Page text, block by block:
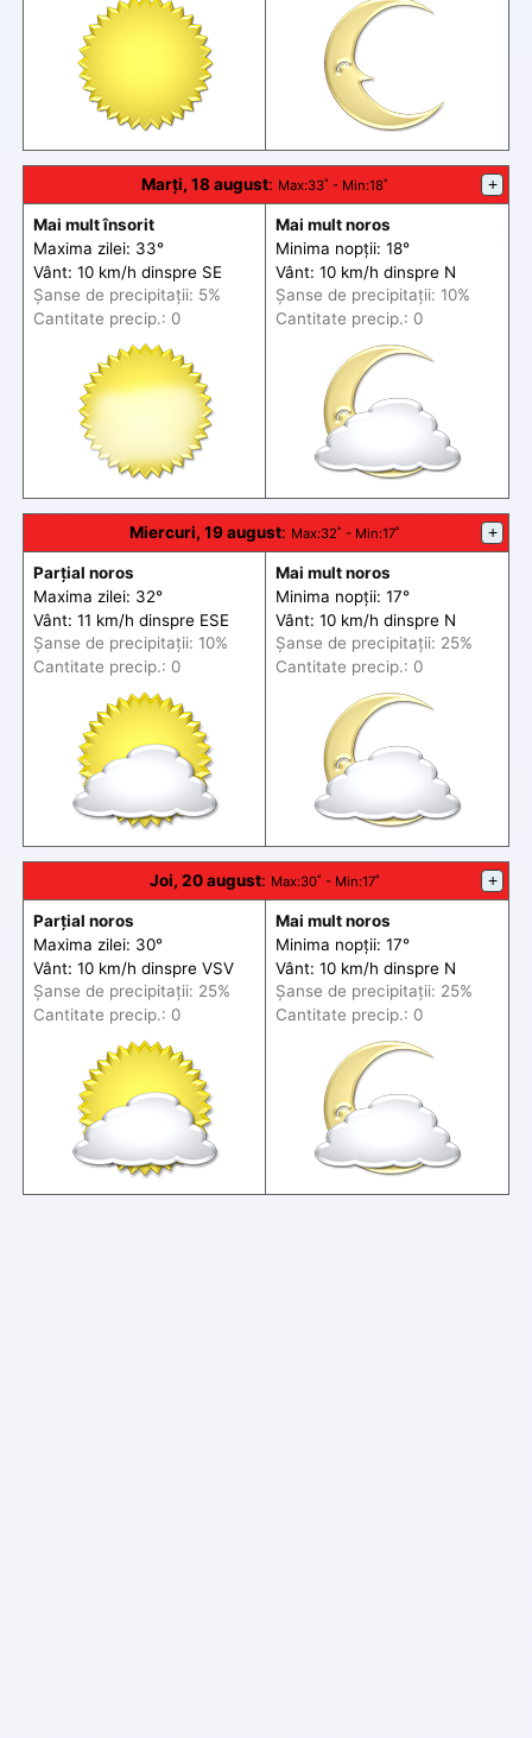
Marți, 18 august: Max:33˚ - Min:18˚ +
Mai mult însorit
Maxima zilei: 33°
Vânt: 10 km/h dinspre SE
Șanse de precipitații: 5%
Cantitate precip.: 0
Mai mult noros
Minima nopții: 18°
Vânt: 10 km/h dinspre N
Șanse de precipitații: 10%
Cantitate precip.: 0
Miercuri, 19 august: Max:32˚ - Min:17˚ +
Parțial noros
Maxima zilei: 32°
Vânt: 11 km/h dinspre ESE
Șanse de precipitații: 10%
Cantitate precip.: 0
Mai mult noros
Minima nopții: 17°
Vânt: 10 km/h dinspre N
Șanse de precipitații: 25%
Cantitate precip.: 0
Joi, 20 august: Max:30˚ - Min:17˚ +
Parțial noros
Maxima zilei: 30°
Vânt: 10 km/h dinspre VSV
Șanse de precipitații: 25%
Cantitate precip.: 0
Mai mult noros
Minima nopții: 17°
Vânt: 10 km/h dinspre N
Șanse de precipitații: 25%
Cantitate precip.: 0